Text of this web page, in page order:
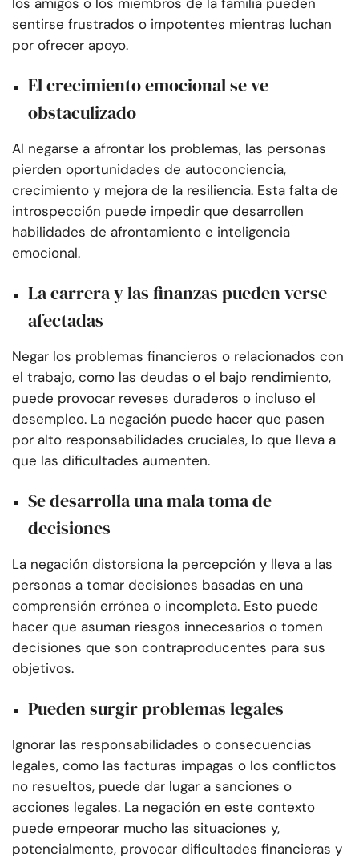
sentirse frustrados o impotentes mientras luchan
por ofrecer apoyo.
El crecimiento emocional se ve
obstaculizado
Al negarse a afrontar los problemas, las personas
pierden oportunidades de autoconciencia,
crecimiento y mejora de la resiliencia. Esta falta de
introspección puede impedir que desarrollen
habilidades de afrontamiento e inteligencia
emocional.
La carrera y las finanzas pueden verse
afectadas
Negar los problemas financieros o relacionados con
el trabajo, como las deudas o el bajo rendimiento,
puede provocar reveses duraderos o incluso el
desempleo. La negación puede hacer que pasen
por alto responsabilidades cruciales, lo que lleva a
que las dificultades aumenten.
Se desarrolla una mala toma de
decisiones
La negación distorsiona la percepción y lleva a las
personas a tomar decisiones basadas en una
comprensión errónea o incompleta. Esto puede
hacer que asuman riesgos innecesarios o tomen
decisiones que son contraproducentes para sus
objetivos.
Pueden surgir problemas legales
Ignorar las responsabilidades o consecuencias
legales, como las facturas impagas o los conflictos
no resueltos, puede dar lugar a sanciones o
acciones legales. La negación en este contexto
puede empeorar mucho las situaciones y,
potencialmente, provocar dificultades financieras y